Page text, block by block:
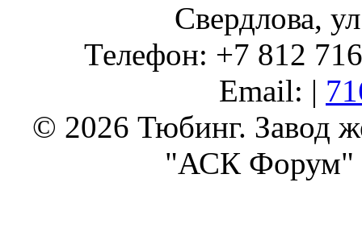
Свердлова,
Телефон: +7 812
Email: |
© 2026 Тюбинг. Завод
"АСК Форум"